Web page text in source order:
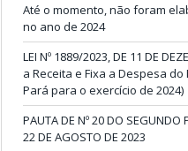
Até o momento, não foram
no ano de 2024
LEI Nº 1889/2023, DE 11 DE
a Receita e Fixa a Despesa
Pará para o exercício de 2024)
PAUTA DE Nº 20 DO SEGUNDO
22 DE AGOSTO DE 2023